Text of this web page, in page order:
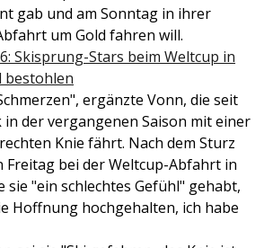
gab und am Sonntag in ihrer
um Gold fahren will.
Skisprung-Stars beim Weltcup in
bestohlen
ergänzte Vonn, die seit
in der vergangenen Saison mit einer
Knie fährt. Nach dem Sturz
Freitag bei der Weltcup-Abfahrt in
sie "ein schlechtes Gefühl" gehabt,
Hoffnung hochgehalten, ich habe